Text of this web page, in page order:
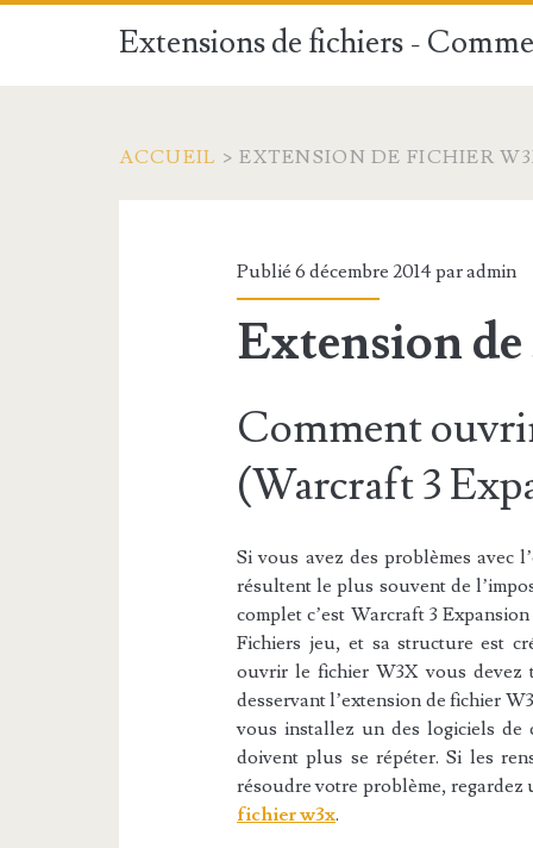
Extensions de fichiers -
ACCUEIL > EXTENSION DE FICHIER
Publié 6 décembre 2014 paradmin
Extension
Comment
(Warcraft 3
Si vous avez des problèmes avec
résultent le plus souvent de
complet c’est Warcraft 3
Fichiers jeu, et sa structure est
ouvrir le fichier W3X vous devez
desservant l’extension de fichier
vous installez un des logiciels de
doivent plus se répéter. Si les
résoudre votre problème, regardez
fichier w3x.